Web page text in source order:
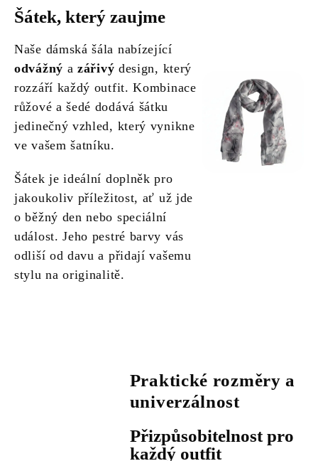
Šátek, který zaujme
Naše dámská šála nabízející
odvážný azářivý design, který
rozzáří každý outfit. Kombinace
růžové a šedé dodává šátku
jedinečný vzhled, který vynikne
ve vašem šatníku.
Šátek je ideální doplněk pro
jakoukoliv příležitost, ať už jde
o běžný den nebo speciální
událost. Jeho pestré barvy vás
odliší od davu a přidají vašemu
stylu na originalitě.
Praktické rozměry a
univerzálnost
Přizpůsobitelnost pro
každý outfit